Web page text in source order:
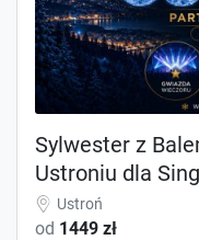
Sylwester z
Ustroniu dla
Ustroń
od 1449 zł